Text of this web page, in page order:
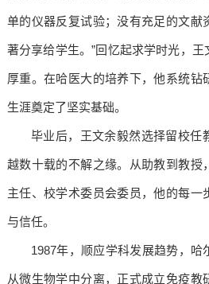
单的仪器反复试验；没有充足的文献
著分享给学生。”回忆起求学时光，
厚重。在哈医大的培养下，他系统钻
生涯奠定了坚实基础。
毕业后，王文余毅然选择留校任
越数十载的不解之缘。从助教到教授
主任、校学术委员会委员，他的每一
与信任。
1987年，顺应学科发展趋势，
从微生物学中分离，正式成立免疫教